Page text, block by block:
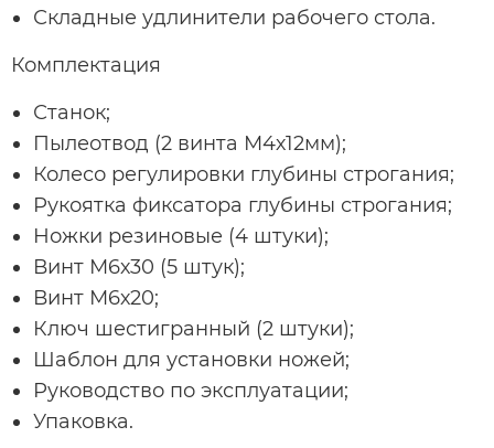
Складные удлинители рабочего стола.
Комплектация
Станок;
Пылеотвод (2 винта М4х12мм);
Колесо регулировки глубины строгания;
Рукоятка фиксатора глубины строгания;
Ножки резиновые (4 штуки);
Винт М6х30 (5 штук);
Винт М6х20;
Ключ шестигранный (2 штуки);
Шаблон для установки ножей;
Руководство по эксплуатации;
Упаковка.